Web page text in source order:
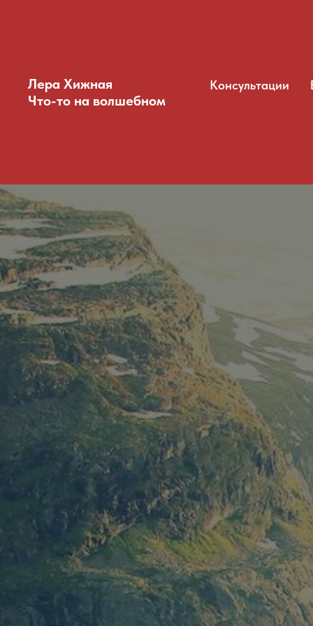
Лера Хижная
Что-то на волшебном
Консультации